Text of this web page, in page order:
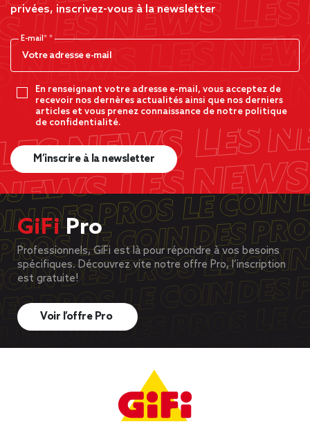
privées, inscrivez-vous à la newsletter
E-mail*
En renseignant votre adresse e-mail, vous acceptez de
recevoir nos dernères actualités ainsi que nos derniers
articles et vous prenez connaissance de notre politique
de confidentialité.
M’inscrire à la newsletter
GiFiPro
Professionnels, GiFi est là pour répondre à vos besoins
spécifiques. Découvrez vite notre offre Pro, l’inscription
est gratuite!
Voir l’offre Pro